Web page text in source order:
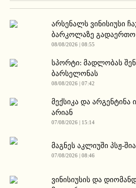
არსენალს ვინისიუსი
ბარკოლაზე გადაერთო
08/08/2026 | 08:55
სპორტი: მადლობას
ბარსელონას
08/08/2026 | 07:42
მექსიკა და არგენტინა
არიან
07/08/2026 | 15:14
მაგნეს აკლიუში პსჟ-
07/08/2026 | 08:46
ვინისიუსის და